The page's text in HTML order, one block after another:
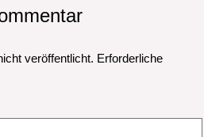
veröffentlicht. Erforderliche